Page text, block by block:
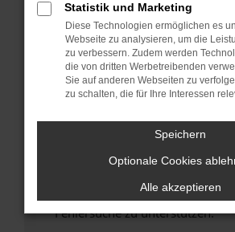
Betriebssystem auf dem
sind.
Veraltete Software birgt nicht
Sicherheitsrisiko, sondern kann
führen, dass bestimmte
unterstützt werden.
Wende dich an den
Wenn du alle oben genannten
hast, kontaktiere uns bitte. Wir
uns diesen Text schicken, um
Fehlersuche zu unterstützen:
Statistik und Marketing
Diese Technologien ermöglichen es
Webseite zu analysieren, um die
zu verbessern. Zudem werden
die von dritten Werbetreibenden
Sie auf anderen Webseiten zu
zu schalten, die für Ihre Interessen
Speichern
Optionale Cookies
Alle akzeptieren